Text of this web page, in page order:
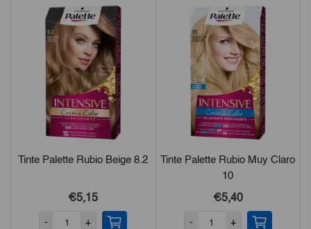
Tinte Palette Rubio Beige 8.2
€5,15
- +
Tinte Palette Rubio Muy Claro
10
€5,40
- +